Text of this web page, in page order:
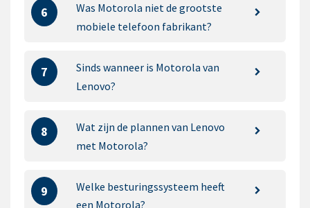
6
Was Motorola niet de grootste
mobiele telefoon fabrikant?
7
Sinds wanneer is Motorola van
Lenovo?
8
Wat zijn de plannen van Lenovo
met Motorola?
9
Welke besturingssysteem heeft
een Motorola?